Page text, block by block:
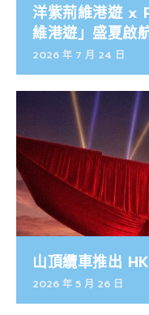
洋紫荊維港遊 x
維港遊」盛夏啟
2026 年 7 月 24 日
山頂纜車推出
2026 年 5 月 26 日